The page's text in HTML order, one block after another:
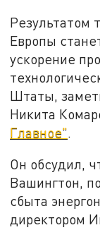
Результатом
Европы
ускорение
Штаты,
Никита
Главное".
Он обсудил,
Вашингтон,
сбыта
директором